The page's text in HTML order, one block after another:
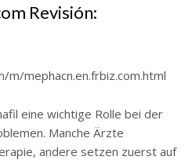
Revisión:
mephacn.en.frbiz.com.html
eine wichtige Rolle bei der
Manche Ärzte
andere setzen zuerst auf